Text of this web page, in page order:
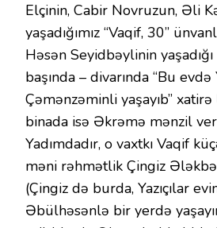
Elçinin, Cabir Novruzun, Əli
yaşadığımız “Vaqif, 30”
Həsən Seyidbəylinin
başında – divarında “Bu
Çəmənzəminli yaşayıb”
binada isə Əkrəmə mənzil
Yadımdadır, o vaxtkı Vaqif
məni rəhmətlik Çingiz
(Çingiz də burda, Yazıçılar
Əbülhəsənlə bir yerdə